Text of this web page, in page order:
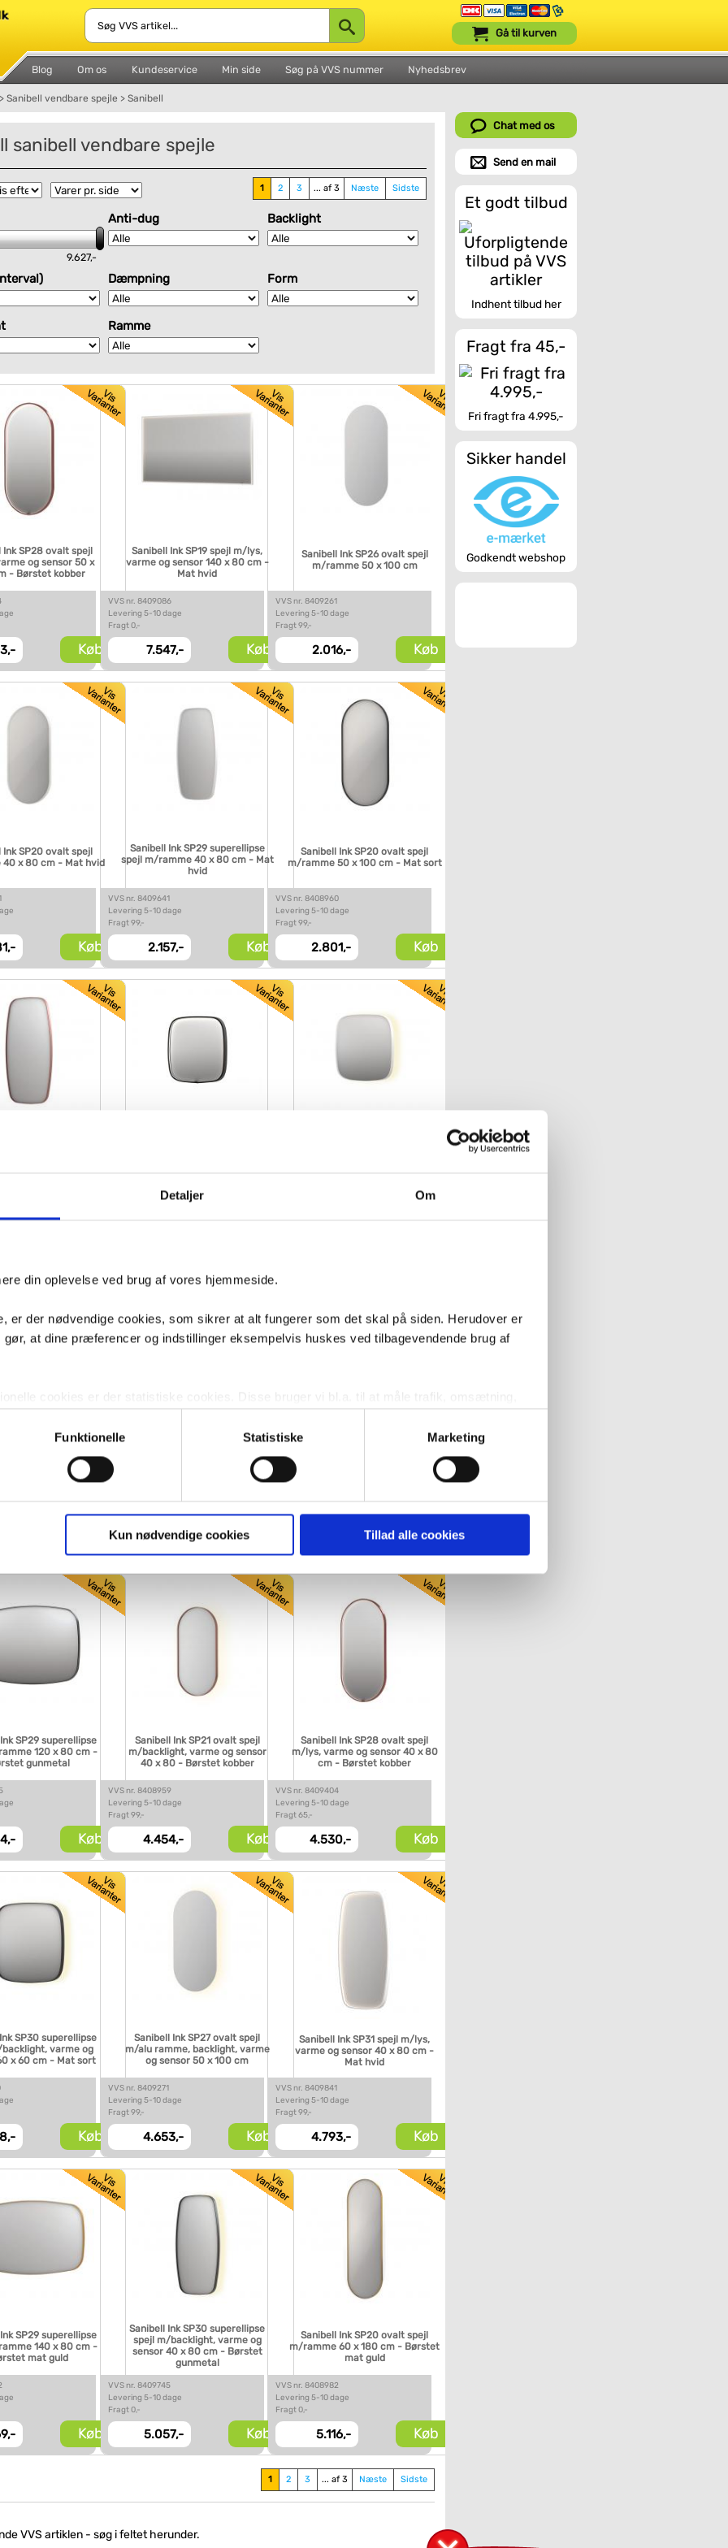
Detaljer Om
din oplevelse ved brug af vores hjemmeside.
er der nødvendige cookies, som sikrer at alt fungerer som det skal på siden. Herudover er
at dine præferencer og indstillinger eksempelvis huskes ved tilbagevendende brug af
som giver mening for den enkelte af vores kunder.
egne cookies og tredjeparts cookies. Ved at klikke 'Vis detaljer' nedenfor kan du se hvilke
så giver du samtykke til de ovenfor nævnte formål med de pågældende cookies. Du har
vælge bestemte cookie-typer til og fra nedenfor. Til enhver tid er det ligeledes muligt, at
måtte ønske det.
vi behandler dine personoplysninger, ved at klikkeher
Funktionelle Statistiske Marketing
Kun nødvendige cookies Tillad alle cookies
Blog Om os Kundeservice Min side Søg på VVS nummer Nyhedsbrev
Gå til kurven
> Sanibell vendbare spejle > Sanibell
sanibell vendbare spejle
1 2 3 ... af 3 Næste Sidste
9.627,-
Anti-dug Backlight
Dæmpning Form
Ramme
Ink SP28 ovalt spejl
og sensor 50 x
- Børstet kobber
Køb
Sanibell Ink SP19 spejl m/lys,
varme og sensor 140 x 80 cm -
Mat hvid
VVS nr. 8409086
Levering 5-10 dage
Fragt 0,-
7.547,- Køb
Sanibell Ink SP26 ovalt spejl
m/ramme 50 x 100 cm
VVS nr. 8409261
Levering 5-10 dage
Fragt 99,-
2.016,- Køb
Ink SP20 ovalt spejl
x 80 cm - Mat hvid
Køb
Sanibell Ink SP29 superellipse
spejl m/ramme 40 x 80 cm - Mat
hvid
VVS nr. 8409641
Levering 5-10 dage
Fragt 99,-
2.157,- Køb
Sanibell Ink SP20 ovalt spejl
m/ramme 50 x 100 cm - Mat sort
VVS nr. 8408960
Levering 5-10 dage
Fragt 99,-
2.801,- Køb
VVS nr. 8409805
Fragt 99,-
Fragt 99,-
Ink SP20 ovalt spejl
60 x 120 cm - Børstet
Sanibell Ink SP19 spejl m/lys,
varme og sensor 40 x 80 cm -
Fragt 65,-
4.225,- Køb
Fragt 65,-
Køb
SP29 superellipse
120 x 80 cm -
gunmetal
Køb
Sanibell Ink SP21 ovalt spejl
m/backlight, varme og sensor
40 x 80 - Børstet kobber
VVS nr. 8408959
Levering 5-10 dage
Fragt 99,-
4.454,- Køb
Sanibell Ink SP28 ovalt spejl
m/lys, varme og sensor 40 x 80
cm - Børstet kobber
VVS nr. 8409404
Levering 5-10 dage
Fragt 65,-
4.530,- Køb
SP30 superellipse
varme og
x 60 cm - Mat sort
Køb
Sanibell Ink SP27 ovalt spejl
m/alu ramme, backlight, varme
og sensor 50 x 100 cm
VVS nr. 8409271
Levering 5-10 dage
Fragt 99,-
4.653,- Køb
Sanibell Ink SP31 spejl m/lys,
varme og sensor 40 x 80 cm -
Mat hvid
VVS nr. 8409841
Levering 5-10 dage
Fragt 99,-
4.793,- Køb
SP29 superellipse
140 x 80 cm -
mat guld
Køb
Sanibell Ink SP30 superellipse
spejl m/backlight, varme og
sensor 40 x 80 cm - Børstet
gunmetal
VVS nr. 8409745
Levering 5-10 dage
Fragt 0,-
5.057,- Køb
Sanibell Ink SP20 ovalt spejl
m/ramme 60 x 180 cm - Børstet
mat guld
VVS nr. 8408982
Levering 5-10 dage
Fragt 0,-
5.116,- Køb
1 2 3 ... af 3 Næste Sidste
VVS artiklen - søg i feltet herunder.
Chat med os
Send en mail
Et godt tilbud
Indhent tilbud her
Fragt fra 45,-
Fri fragt fra 4.995,-
Sikker handel
Godkendt webshop